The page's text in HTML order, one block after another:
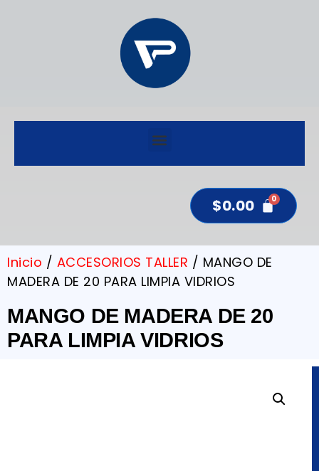
$0.00
Inicio / ACCESORIOS TALLER / MANGO DE
MADERA DE 20 PARA LIMPIA VIDRIOS
MANGO DE MADERA DE 20
PARA LIMPIA VIDRIOS